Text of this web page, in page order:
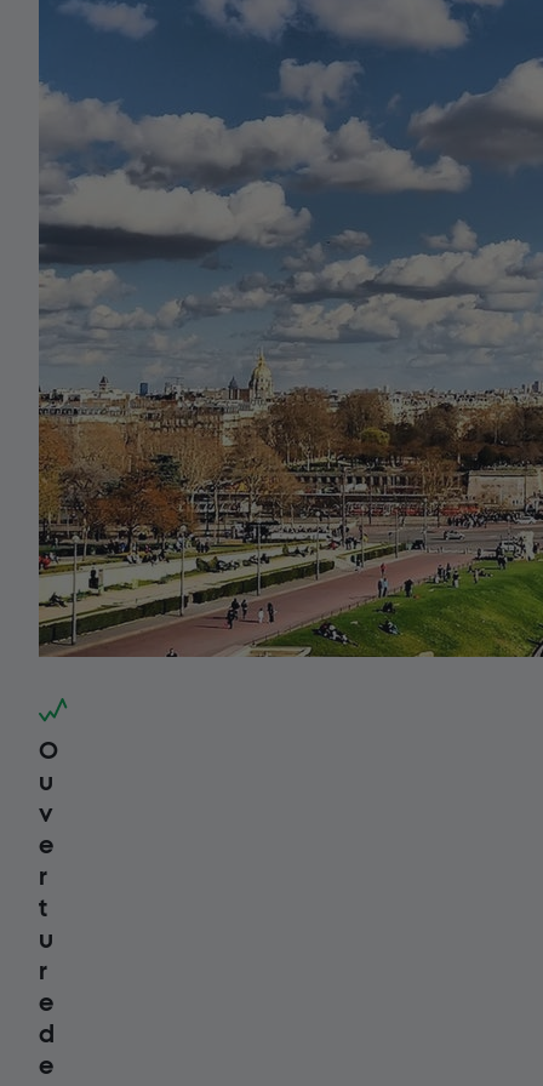
O
u
v
e
r
t
u
r
e
d
e